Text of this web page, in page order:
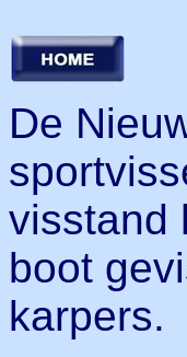
De
visstand
boot
karpers.